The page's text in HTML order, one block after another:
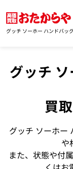
グッチ ソーホー ハンドバッ
グッチ
買
グッチ ソーホー
や
また、状態や付